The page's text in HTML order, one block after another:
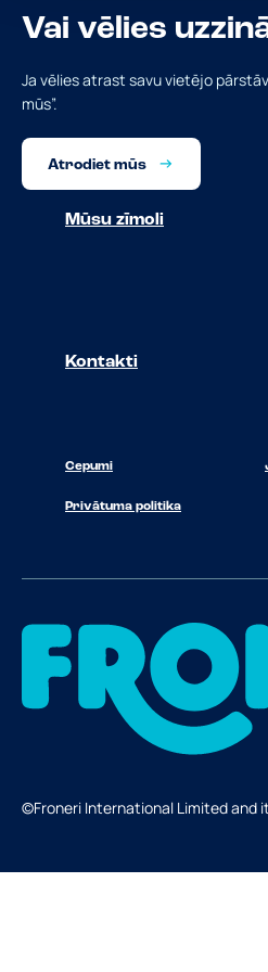
Vai vēlies
Ja vēlies atrast savu vietējo
mūs”.
Atrodiet mūs
Mūsu zīmoli
Kontakti
Cepumi
Privātuma politika
©Froneri International Limited and